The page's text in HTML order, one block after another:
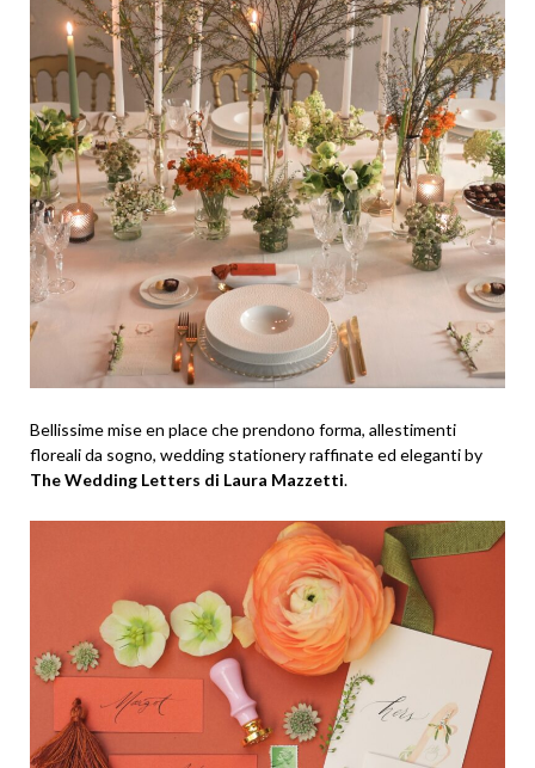
Bellissime mise en place che prendono forma, allestimenti
floreali da sogno, wedding stationery raffinate ed eleganti by
The Wedding Letters di Laura Mazzetti.